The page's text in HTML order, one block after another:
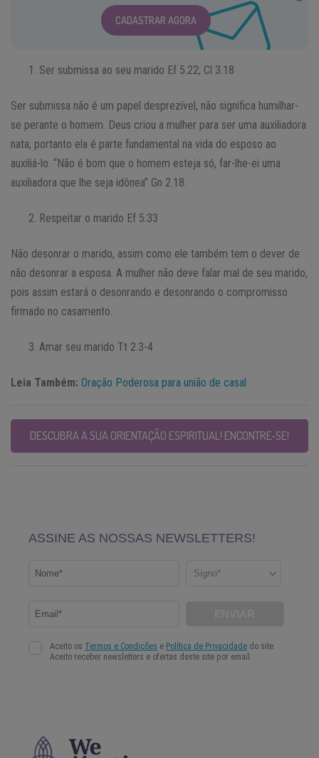
CADASTRAR AGORA
Ser submissa ao seu marido Ef 5.22; Cl 3.18
Ser submissa não é um papel desprezível, não significa humilhar-
se perante o homem. Deus criou a mulher para ser uma auxiliadora
nata, portanto ela é parte fundamental na vida do esposo ao
auxiliá-lo. “Não é bom que o homem esteja só, far-lhe-ei uma
auxiliadora que lhe seja idônea” Gn 2.18.
Respeitar o marido Ef 5.33
Não desonrar o marido, assim como ele também tem o dever de
não desonrar a esposa. A mulher não deve falar mal de seu marido,
pois assim estará o desonrando e desonrando o compromisso
firmado no casamento.
Amar seu marido Tt 2.3-4
Leia Também: Oração Poderosa para união de casal
DESCUBRA A SUA ORIENTAÇÃO ESPIRITUAL! ENCONTRE-SE!